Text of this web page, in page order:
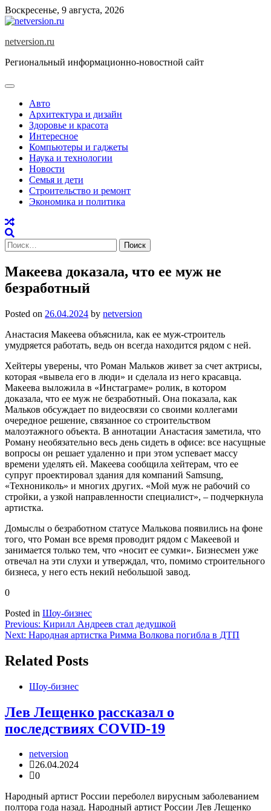
Skip
to
Воскресенье, 9 августа, 2026
netversion.ru
Региональный информационно-новостной сайт
Авто
Архитектура и дизайн
Здоровье и красота
Интересное
Компьютеры и гаджеты
Наука и технологии
Новости
Семья и дети
Строительство и ремонт
Экономика и политика
Найти:
Макеева доказала, что ее муж не
безработный
Posted on 26.04.2024 by netversion
Анастасия Макеева объяснила, как ее муж-строитель
умудряется работать, ведь он всегда находится рядом с ней.
Хейтеры уверены, что Роман Мальков живет за счет актрисы,
которая «вывела его в люди» и сделала из него красавца.
Макеева выложила в «Инстаграме» ролик, в котором
доказала, что ее муж не безработный. Она показала, как
Мальков обсуждает по видеосвязи со своими коллегами
очередное решение, связанное со строительством
малоэтажного объекта. В аннотации Анастасия заметила, что
Роману необязательно весь день сидеть в офисе: все насущные
вопросы он решает удаленно и при этом успевает массу
времени уделять ей. Макеева сообщила хейтерам, что ее
супруг проектировал здания для компаний Samsung,
«Технониколь» и многих других. «Мой муж не рабочий со
стройки, а узкой направленности специалист», – подчеркнула
артистка.
Домыслы о безработном статусе Малькова появились на фоне
того, что Роман все время проводит рядом с Макеевой и
занимается только тем, что «носит ее сумки». Бизнесмен уже
отвечал на эти слухи и утверждал, что, помимо строительного
бизнеса, у него есть некий небольшой завод.
0
Posted in Шоу-бизнес
Навигация
по
записям
Previous: Кирилл Андреев стал дедушкой
Next: Народная артистка Римма Волкова погибла в ДТП
Related Posts
Шоу-бизнес
Лев Лещенко рассказал о
последствиях COVID-19
netversion
26.04.2024
0
Народный артист России переболел вирусным заболеванием
полтора года назад. Народный артист России Лев Лещенко